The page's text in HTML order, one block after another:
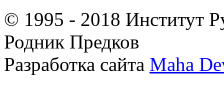
© 1995 - 2018 Институт
Родник Предков
Разработка сайта Maha